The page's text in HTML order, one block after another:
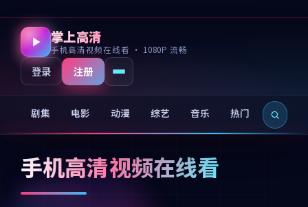
掌上高清
手机高清视频在线看 · 1080P 流畅
登录 注册
剧集 电影 动漫 综艺 音乐 热门 新片
手机高清视频在线看